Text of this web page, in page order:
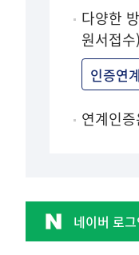
다양한
원서접
인증연계
연계인
네이버 로그